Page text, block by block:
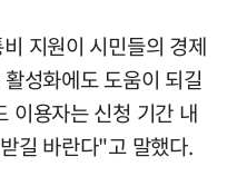
지원이 시민들의 경제
성화에도 도움이 되길
이용자는 신청 기간 내
길 바란다"고 말했다.